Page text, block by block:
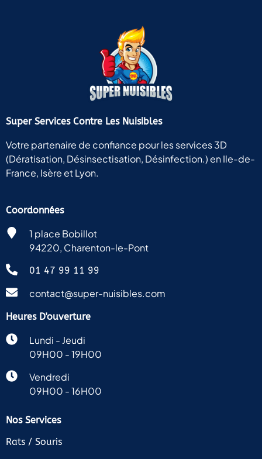
Super Services Contre Les Nuisibles
Votre partenaire de confiance pour les services 3D
(Dératisation, Désinsectisation, Désinfection.) en Ile-de-
France, Isère et Lyon.
Coordonnées
1 place Bobillot
94220, Charenton-le-Pont
01 47 99 11 99
contact@super-nuisibles.com
Heures D'ouverture
Lundi - Jeudi
09H00 - 19H00
Vendredi
09H00 - 16H00
Nos Services
Rats / Souris